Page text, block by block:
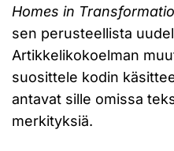
Homes in
sen perusteellista
Artikkelikokoelman
suosittele kodin
antavat sille omissa
merkityksiä.